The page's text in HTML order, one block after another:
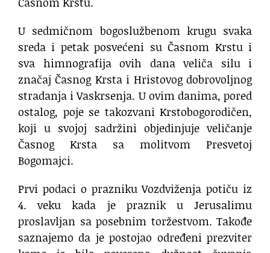
U sedmičnom bogoslužbenom krugu svaka
sreda i petak posvećeni su Časnom Krstu i
sva himnografija ovih dana veliča silu i
značaj Časnog Krsta i Hristovog dobrovoljnog
stradanja i Vaskrsenja. U ovim danima, pored
ostalog, poje se takozvani Krstobogorodičen,
koji u svojoj sadržini objedinjuje veličanje
Časnog Krsta sa molitvom Presvetoj
Bogomajci.
Prvi podaci o prazniku Vozdviženja potiču iz
4. veku kada je praznik u Jerusalimu
proslavljan sa posebnim toržestvom. Takođe
saznajemo da je postojao određeni prezviter